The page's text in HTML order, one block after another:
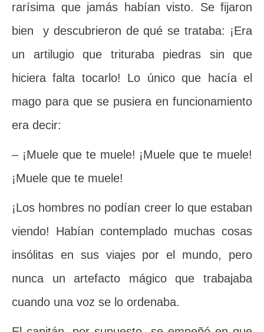
rarísima que jamás habían visto. Se fijaron
bien y descubrieron de qué se trataba: ¡Era
un artilugio que trituraba piedras sin que
hiciera falta tocarlo! Lo único que hacía el
mago para que se pusiera en funcionamiento
era decir:
– ¡Muele que te muele! ¡Muele que te muele!
¡Muele que te muele!
¡Los hombres no podían creer lo que estaban
viendo! Habían contemplado muchas cosas
insólitas en sus viajes por el mundo, pero
nunca un artefacto mágico que trabajaba
cuando una voz se lo ordenaba.